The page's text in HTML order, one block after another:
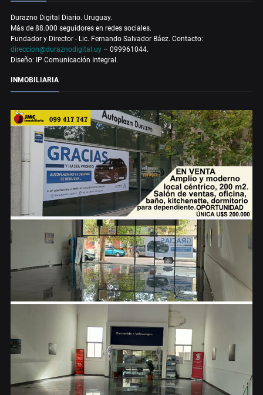
Durazno Digital Diario. Uruguay.
Más de 88.000 seguidores en redes sociales.
Fundador y Director - Lic. Fernando Salvador Báez. Contacto:
direccion@duraznodigital.uy – 099961044.
Diseño: IP Comunicación Integral.
INMOBILIARIA